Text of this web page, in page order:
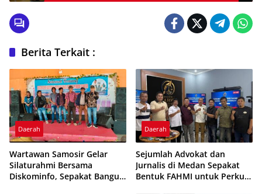
Berita Terkait :
Daerah
Wartawan Samosir Gelar
Silaturahmi Bersama
Diskominfo, Sepakat Bangun
Daerah
Sejumlah Advokat dan
Jurnalis di Medan Sepakat
Bentuk FAHMI untuk Perkuat